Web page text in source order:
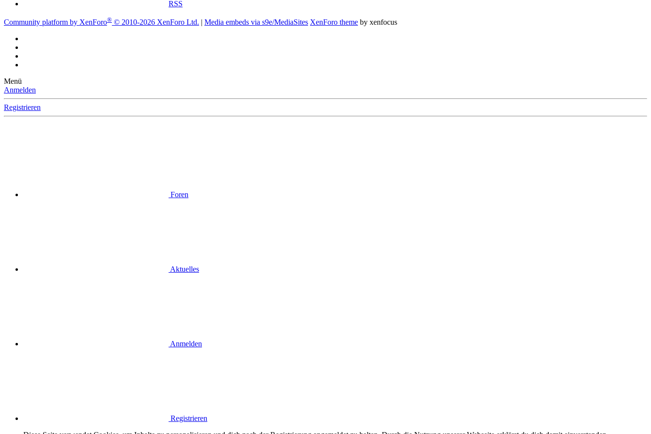
RSS
Community platform by XenForo® © 2010-2026 XenForo Ltd. | Media embeds via s9e/MediaSites XenForo theme by xenfocus
Menü
Anmelden
Registrieren
Foren
Aktuelles
Anmelden
Registrieren